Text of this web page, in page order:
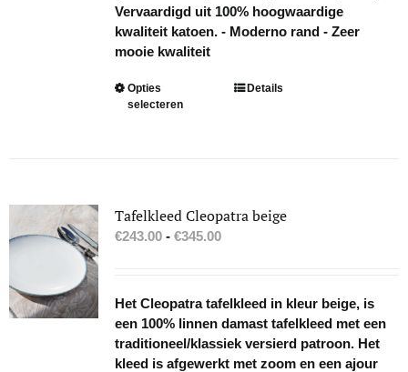
Vervaardigd uit 100% hoogwaardige
kwaliteit katoen. - Moderno rand - Zeer
mooie kwaliteit
Opties
selecteren
Dit
optie
de
productpagina
Details
Tafelkleed Cleopatra beige
€243.00 - €345.00Prijsklasse:
€345.00
Het Cleopatra tafelkleed in kleur beige, is
een 100% linnen damast tafelkleed met een
traditioneel/klassiek versierd patroon. Het
kleed is afgewerkt met zoom en een ajour